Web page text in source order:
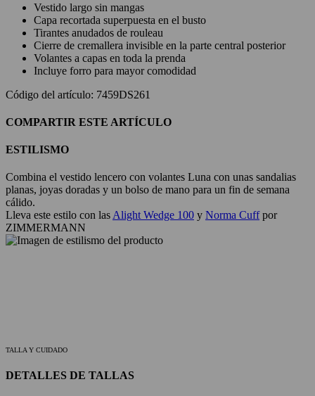
Vestido largo sin mangas
Capa recortada superpuesta en el busto
Tirantes anudados de rouleau
Cierre de cremallera invisible en la parte central posterior
Volantes a capas en toda la prenda
Incluye forro para mayor comodidad
Código del artículo: 7459DS261
COMPARTIR ESTE ARTÍCULO
ESTILISMO
Combina el vestido lencero con volantes Luna con unas sandalias
planas, joyas doradas y un bolso de mano para un fin de semana
cálido.
Lleva este estilo con lasAlight Wedge 100 y Norma Cuffpor
ZIMMERMANN
TALLA Y CUIDADO
DETALLES DE TALLAS